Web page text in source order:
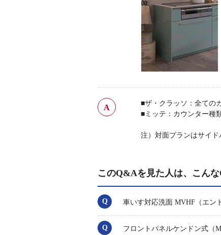
■ザ・クラッソ：全ての
■ミッテ：カウンター種
注）対面プランはサイ
このQ&Aを見た人は、こん
車いす対応洗面 MVHF（エン
フロントパネルケンドン式（